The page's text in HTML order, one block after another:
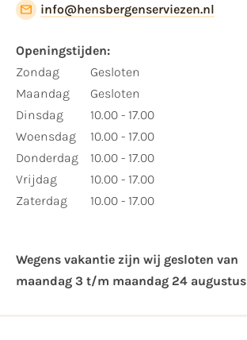
info@hensbergenserviezen.nl
Openingstijden:
Zondag
Maandag
Dinsdag
Woensdag
Donderdag
Vrijdag
Zaterdag
Gesloten
Gesloten
10.00 - 17.00
10.00 - 17.00
10.00 - 17.00
10.00 - 17.00
10.00 - 17.00
Wegens vakantie zijn wij gesloten van ​
maandag 3 t/m maandag 24 augustus